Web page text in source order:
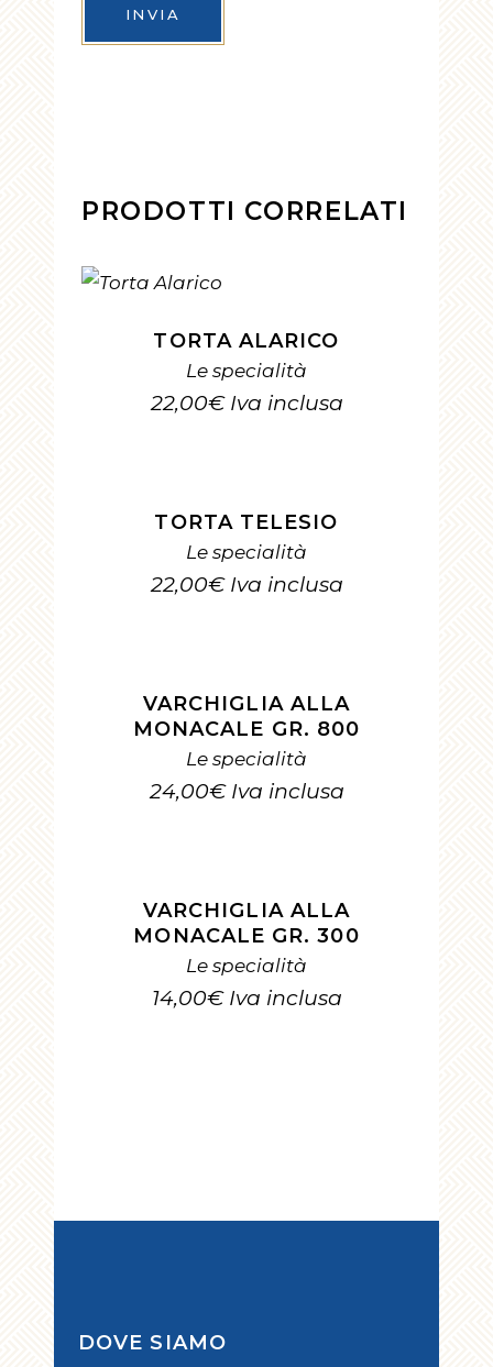
PRODOTTI CORRELATI
AGGIUNGI AL CARRELLO
TORTA ALARICO
Le specialità
22,00€ Iva inclusa
TORTA TELESIO
Le specialità
22,00€ Iva inclusa
VARCHIGLIA ALLA
MONACALE GR. 800
Le specialità
24,00€ Iva inclusa
VARCHIGLIA ALLA
MONACALE GR. 300
Le specialità
14,00€ Iva inclusa
DOVE SIAMO